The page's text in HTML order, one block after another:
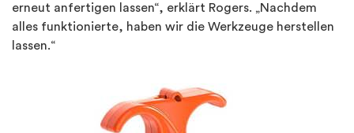
erneut anfertigen lassen“, erklärt Rogers. „Nachdem
alles funktionierte, haben wir die Werkzeuge herstellen
lassen.“